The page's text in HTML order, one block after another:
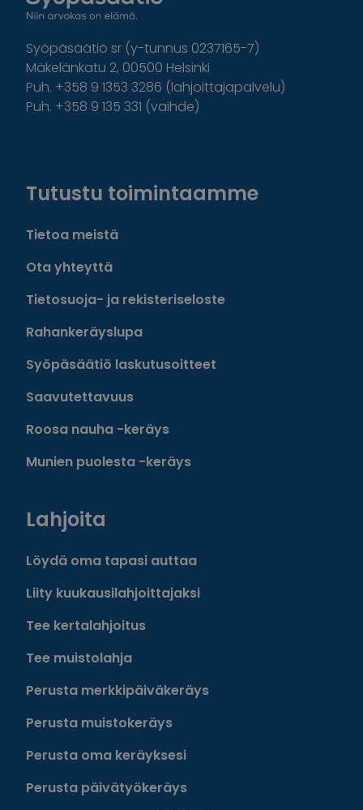
Syöpäsäätiö sr (y-tunnus 0237165-7)
Mäkelänkatu 2, 00500 Helsinki
Puh. +358 9 1353 3286 (lahjoittajapalvelu)
Puh. +358 9 135 331 (vaihde)
Tutustu toimintaamme
Tietoa meistä
Ota yhteyttä
Tietosuoja- ja rekisteriseloste
Rahankeräyslupa
Syöpäsäätiö laskutusoitteet
Saavutettavuus
Roosa nauha -keräys
Munien puolesta -keräys
Lahjoita
Löydä oma tapasi auttaa
Liity kuukausilahjoittajaksi
Tee kertalahjoitus
Tee muistolahja
Perusta merkkipäiväkeräys
Perusta muistokeräys
Perusta oma keräyksesi
Perusta päivätyökeräys